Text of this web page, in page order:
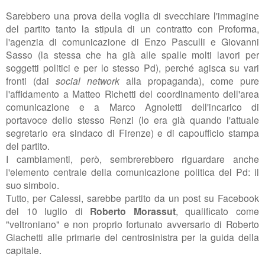
Sarebbero una prova della voglia di svecchiare l'immagine
del partito tanto la stipula di un contratto con Proforma,
l'agenzia di comunicazione di Enzo Pasculli e Giovanni
Sasso (la stessa che ha già alle spalle molti lavori per
soggetti politici e per lo stesso Pd), perché agisca su vari
fronti (dai social network alla propaganda), come pure
l'affidamento a Matteo Richetti del coordinamento dell'area
comunicazione e a Marco Agnoletti dell'incarico di
portavoce dello stesso Renzi (lo era già quando l'attuale
segretario era sindaco di Firenze) e di capoufficio stampa
del partito.
I cambiamenti, però, sembrerebbero riguardare anche
l'elemento centrale della comunicazione politica del Pd: il
suo simbolo.
Tutto, per Calessi, sarebbe partito da un post su Facebook
del 10 luglio di Roberto Morassut, qualificato come
"veltroniano" e non proprio fortunato avversario di Roberto
Giachetti alle primarie del centrosinistra per la guida della
capitale.